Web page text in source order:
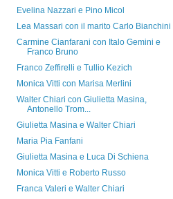
Evelina Nazzari e Pino Micol
Lea Massari con il marito Carlo Bianchini
Carmine Cianfarani con Italo Gemini e
Franco Bruno
Franco Zeffirelli e Tullio Kezich
Monica Vitti con Marisa Merlini
Walter Chiari con Giulietta Masina,
Antonello Trom...
Giulietta Masina e Walter Chiari
Maria Pia Fanfani
Giulietta Masina e Luca Di Schiena
Monica Vitti e Roberto Russo
Franca Valeri e Walter Chiari